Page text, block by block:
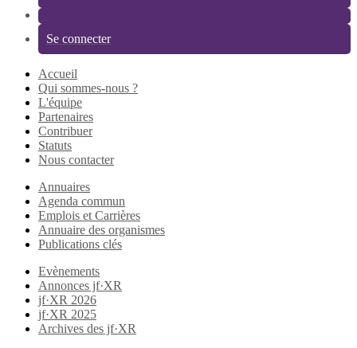
Se connecter
Accueil
Qui sommes-nous ?
L'équipe
Partenaires
Contribuer
Statuts
Nous contacter
Annuaires
Agenda commun
Emplois et Carrières
Annuaire des organismes
Publications clés
Evènements
Annonces jf·XR
jf·XR 2026
jf·XR 2025
Archives des jf·XR